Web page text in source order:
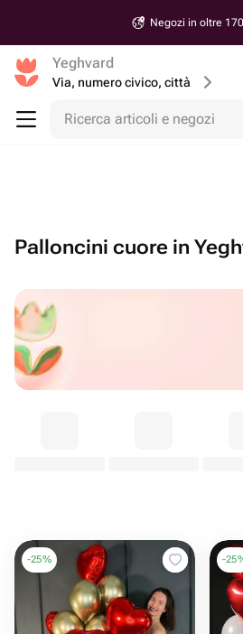
Negozi in oltre
Yeghvard
Via, numero civico, città
Ricerca articoli e negozi
Palloncini cuore in
-25% -25